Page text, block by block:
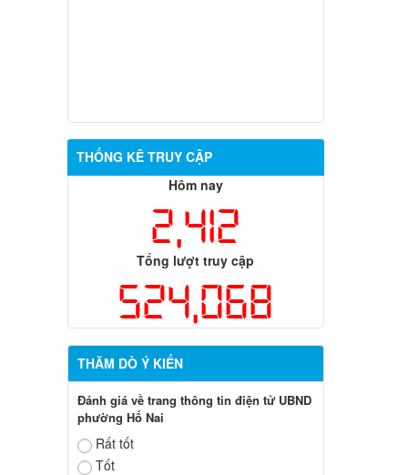
THỐNG KÊ TRUY CẬP
Hôm nay
2,412
Tổng lượt truy cập
524,068
THĂM DÒ Ý KIẾN
Đánh giá về trang thông tin điện tử UBND
phường Hố Nai
Rất tốt
Tốt